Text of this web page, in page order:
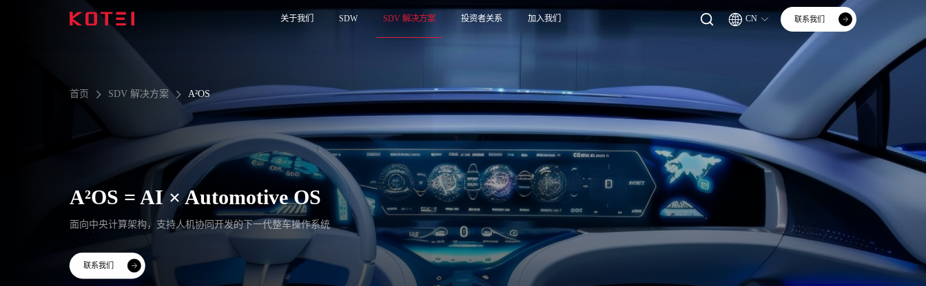
关于我们 SDW SDV 解决方案 投资者关系 加入我们 CN 联系我们
A²OS = AI × Automotive OS
面向中央计算架构，支持人机协同开发的下一代整车操作系统
联系我们
首页 SDV 解决方案 A²OS